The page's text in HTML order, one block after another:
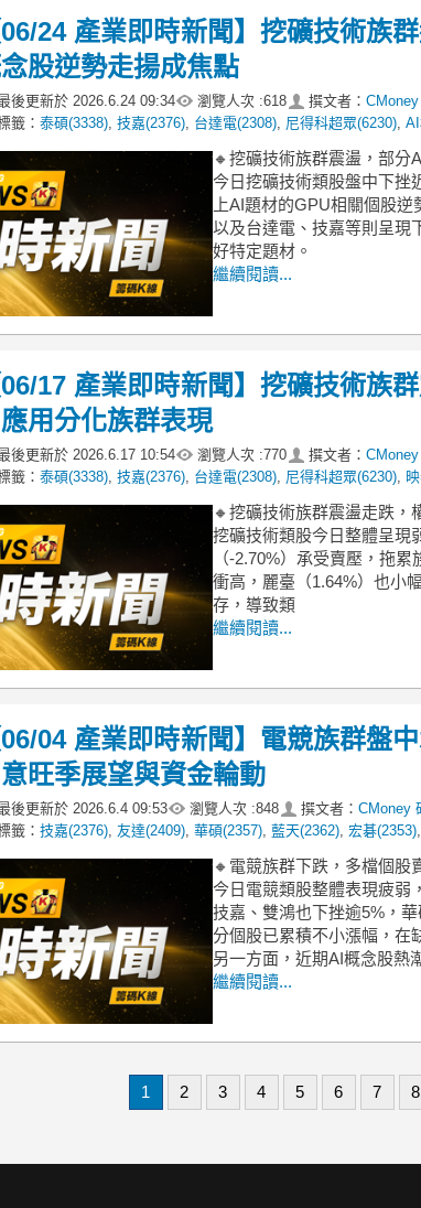
06/24 產業即時新聞】挖礦技術族
股逆勢走揚成焦點
後更新於 2026.6.24 09:34 瀏覽人次 :618 撰文者：
籤： 泰碩(3338) 技嘉(2376) 台達電(2308) 尼得科超眾(6230)
🔸挖礦技術族群震盪，部分
今日挖礦技術類股盤中下挫
上AI題材的GPU相關個股
以及台達電、技嘉等則呈現
好特定題材。
繼續閱讀...
06/17 產業即時新聞】挖礦技術族
用分化族群表現
後更新於 2026.6.17 10:54 瀏覽人次 :770 撰文者：
籤： 泰碩(3338) 技嘉(2376) 台達電(2308) 尼得科超眾(6230)
🔸挖礦技術族群震盪走跌，
挖礦技術類股今日整體呈現
（-2.70%）承受賣壓，拖
衝高，麗臺（1.64%）也小
存，導致類
繼續閱讀...
06/04 產業即時新聞】電競族群盤
旺季展望與資金輪動
後更新於 2026.6.4 09:53 瀏覽人次 :848 撰文者： CMoney
籤： 技嘉(2376) 友達(2409) 華碩(2357) 藍天(2362) 宏碁(2353)
🔸電競族群下跌，多檔個股
今日電競類股整體表現疲弱
技嘉、雙鴻也下挫逾5%，
分個股已累積不小漲幅，在
另一方面，近期AI概念股熱
繼續閱讀...
1 2 3 4 5 6 7 8